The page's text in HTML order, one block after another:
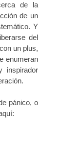
de la
de un
Y
del
un plus,
enumeran
inspirador
pánico, o